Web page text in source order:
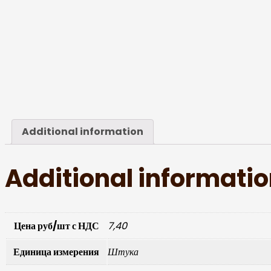
Additional information
Additional
Цена руб/шт с НДС
7,40
Единица измерения
Штука